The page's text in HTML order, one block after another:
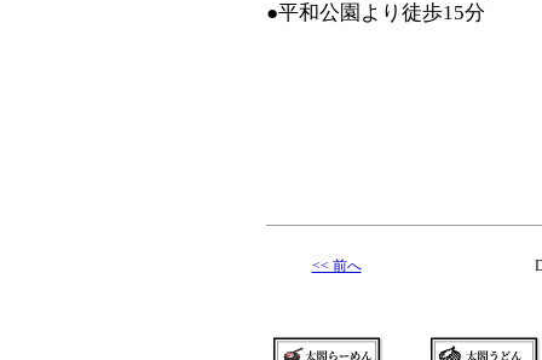
●平和公園より徒歩15分
<< 前へ